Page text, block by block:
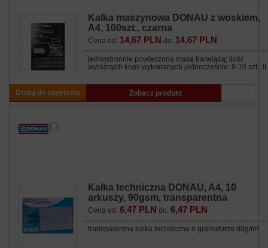
Kalka maszynowa DONAU z woskiem,
A4, 100szt., czarna
Cena od: 14,67 PLN do: 14,67 PLN
jednostronnie powleczona masą barwiącą; ilość
wyraźnych kopii wykonanych jednocześnie: 8-10 szt.;
Dodaj do zapytania Zobacz produkt
Kalka techniczna DONAU, A4, 10
arkuszy, 90gsm, transparentna
Cena od: 6,47 PLN do: 6,47 PLN
transparentna kalka techniczna o gramaturze 90g/m²…